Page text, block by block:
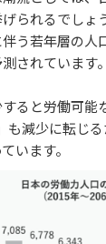
られるでしょ
う若年層の人
されています。
ると労働可能
も減少に転じ
います。